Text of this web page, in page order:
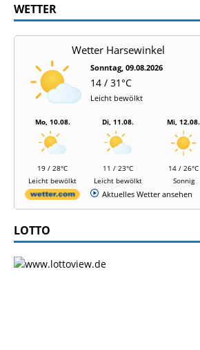
WETTER
Wetter Harsewinkel
Sonntag, 09.08.2026
14 / 31°C
Leicht bewölkt
Mo, 10.08.
19 / 28°C
Leicht bewölkt
Di, 11.08.
11 / 23°C
Leicht bewölkt
Mi, 12.08.
14 / 26°C
Sonnig
Aktuelles Wetter ansehen
LOTTO